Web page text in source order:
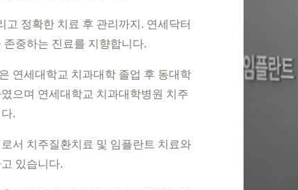
고 정확한 치료 후 관리까지. 연세닥터
중하는 진료를 지향합니다.
연세대학교 치과대학 졸업 후 동대학
으며 연세대학교 치과대학병원 치주
.
서 치주질환치료 및 임플란트 치료와
있습니다.